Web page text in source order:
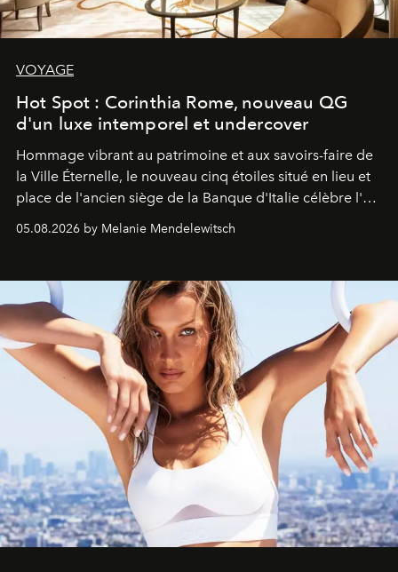
VOYAGE
Hot Spot : Corinthia Rome, nouveau QG
d'un luxe intemporel et undercover
Hommage vibrant au patrimoine et aux savoirs-faire de
la Ville Éternelle, le nouveau cinq étoiles situé en lieu et
place de l'ancien siège de la Banque d'Italie célèbre l'art
de vivre Romain dans toute son élégance intemporelle.
05.08.2026 by Melanie Mendelewitsch